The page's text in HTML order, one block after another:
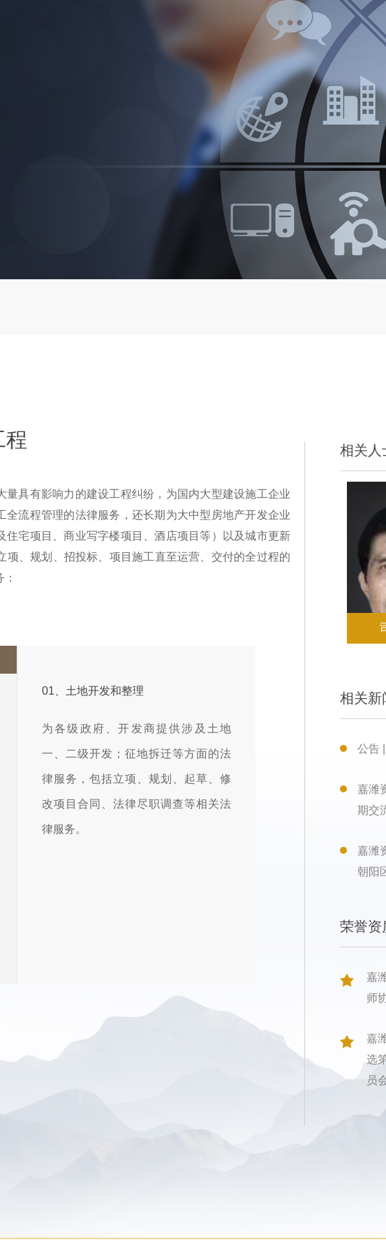
程
量具有影响力的建设工程纠纷，为国内大型建设施工企业
全流程管理的法律服务，还长期为大中型房地产开发企业
住宅项目、商业写字楼项目、酒店项目等）以及城市更新
项、规划、招投标、项目施工直至运营、交付的全过程的
01、土地开发和整理
为各级政府、开发商提供涉及土地
一、二级开发；征地拆迁等方面的法
律服务，包括立项、规划、起草、修
改项目合同、法律尽职调查等相关法
律服务。
相关人
相关新
公告
嘉潍
期交
嘉潍
朝阳
荣誉资
嘉
师
嘉
选
员